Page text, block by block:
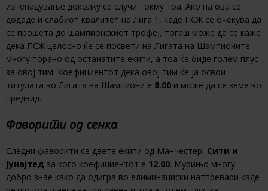
изненадување доколку се случи токму тоа. Ако на ова се
додаде и слабиот квалитет на Лига 1, каде ПСЖ се очекува да
се прошета до шампионскиот трофеј, тогаш може да се каже
дека ПСЖ целосно ќе се посвети на Лигата на Шампионите
многу порано од останатите екипи, а тоа ќе биде голем плус
за овој тим. Коефициентот дека овој тим ќе ја освои
титулата во Лигата на Шампиони е 8.00 и може да се земе во
предвид.
Фаворити од сенка
Следни фаворити се двете екипи од Манчестер, Сити и
Јунајтед за кого коефициентот е 12.00. Мурињо многу
добро знае како да одигра во елиминациски натпревари каде